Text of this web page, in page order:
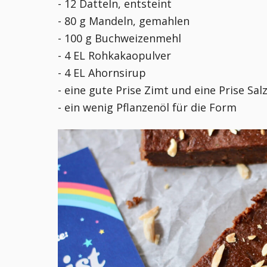
- 12 Datteln, entsteint
- 80 g Mandeln, gemahlen
- 100 g Buchweizenmehl
- 4 EL Rohkakaopulver
- 4 EL Ahornsirup
- eine gute Prise Zimt und eine Prise Salz
- ein wenig Pflanzenöl für die Form